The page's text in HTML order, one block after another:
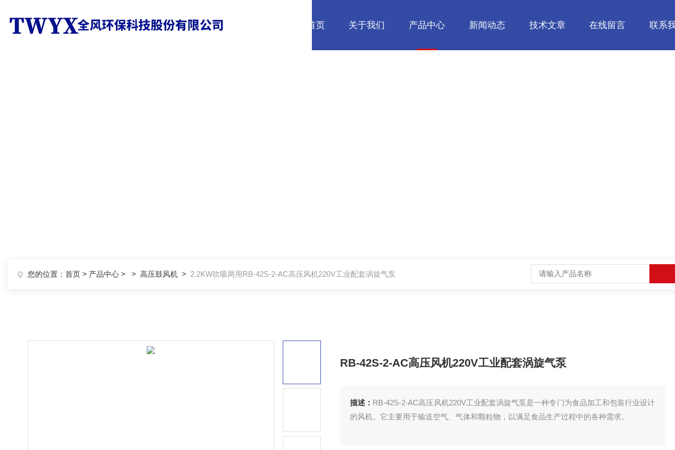
网站首页 关于我们 产品中心 新闻动态 技术文章 在线留言 联系
您的位置： 首页 > 产品中心 > > 高压鼓风机 > 2.2KW吹吸两用RB-42S-2-AC高压风机220V工业配套涡旋气泵
RB-42S-2-AC高压风机220V工业配套涡旋气泵
描述： RB-42S-2-AC高压风机220V工业配套涡旋气泵是一种专门为食品加工和包装行业设计
的风机。它主要用于输送空气、气体和颗粒物，以满足食品生产过程中的各种需求。